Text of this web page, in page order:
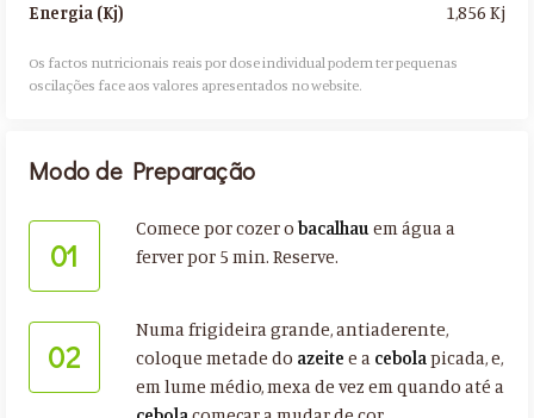
Energia (Kj) 1,856 Kj
Os factos nutricionais reais por dose individual podem ter pequenas
oscilações face aos valores apresentados no website.​
Modo de Preparação
01
Comece por cozer o bacalhauem água a
ferver por 5 min. Reserve.
02
Numa frigideira grande, antiaderente,
coloque metade do azeite e a cebolapicada, e,
em lume médio, mexa de vez em quando até a